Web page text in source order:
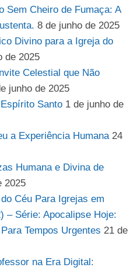
Sem Cheiro de Fumaça: A
8 de junho de 2025
Divino para a Igreja do
de 2025
Celestial que Não
junho de 2025
Santo 1 de junho de
a Experiência Humana 24
Humana e Divina de
2025
Céu Para Igrejas em
– Série: Apocalipse Hoje:
Tempos Urgentes 21 de
na Era Digital: